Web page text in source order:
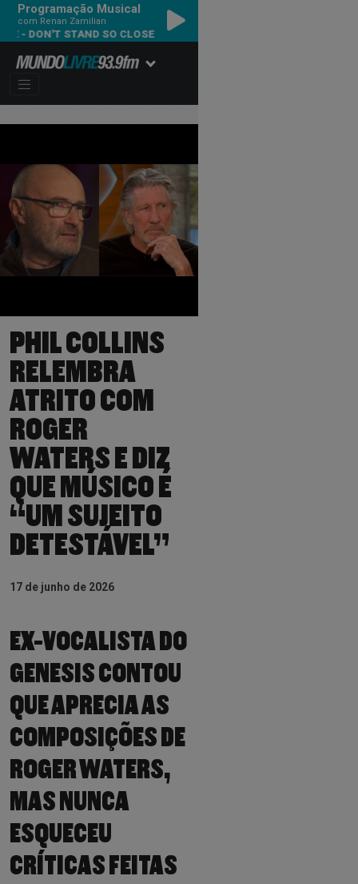
Programação Musical
com Renan Zamilian
POLICE, THE - DON'T STAND SO CLOSE TO ME
PHIL COLLINS
RELEMBRA
ATRITO COM
ROGER
WATERS E DIZ
QUE MÚSICO É
“UM SUJEITO
DETESTÁVEL”
17 de junho de 2026
EX-VOCALISTA DO
GENESIS CONTOU
QUE APRECIA AS
COMPOSIÇÕES DE
ROGER WATERS,
MAS NUNCA
ESQUECEU
CRÍTICAS FEITAS